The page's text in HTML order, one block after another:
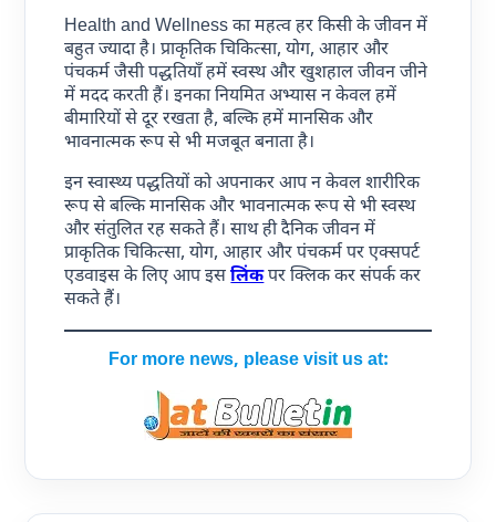
Health and Wellness का महत्व हर किसी के जीवन में
बहुत ज्यादा है। प्राकृतिक चिकित्सा, योग, आहार और
पंचकर्म जैसी पद्धतियाँ हमें स्वस्थ और खुशहाल जीवन जीने
में मदद करती हैं। इनका नियमित अभ्यास न केवल हमें
बीमारियों से दूर रखता है, बल्कि हमें मानसिक और
भावनात्मक रूप से भी मजबूत बनाता है।
इन स्वास्थ्य पद्धतियों को अपनाकर आप न केवल शारीरिक
रूप से बल्कि मानसिक और भावनात्मक रूप से भी स्वस्थ
और संतुलित रह सकते हैं। साथ ही दैनिक जीवन में
प्राकृतिक चिकित्सा, योग, आहार और पंचकर्म पर एक्सपर्ट
एडवाइस के लिए आप इसलिंकपर क्लिक कर संपर्क कर
सकते हैं।
For more news, please visit us at: